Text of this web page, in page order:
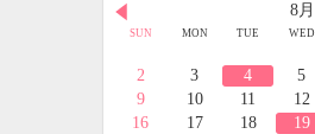
8月
SUN MON TUE WED
2
3 4 5
9
10 11 12
16
17 18 19